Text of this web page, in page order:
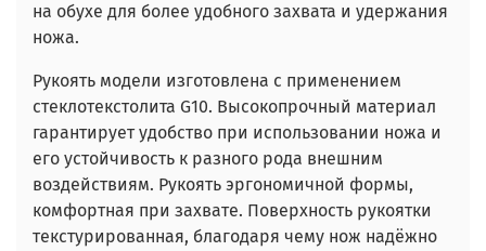
на обухе для более удобного захвата и удержания
ножа.
Рукоять модели изготовлена с применением
стеклотекстолита G10. Высокопрочный материал
гарантирует удобство при использовании ножа и
его устойчивость к разного рода внешним
воздействиям. Рукоять эргономичной формы,
комфортная при захвате. Поверхность рукоятки
текстурированная, благодаря чему нож надёжно